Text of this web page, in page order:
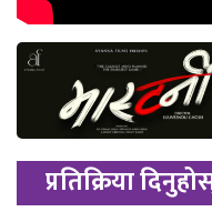
प्रतिक्रिया